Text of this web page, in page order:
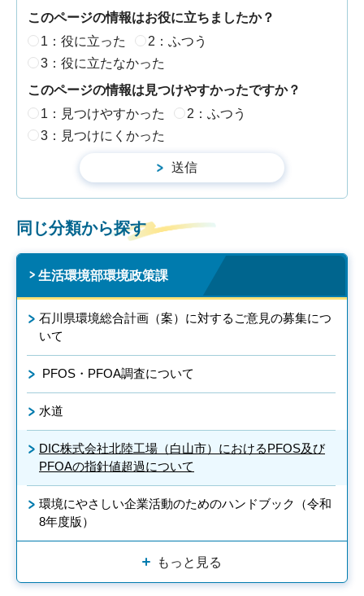
このページの情報はお役に立ちましたか？
1：役に立った
2：ふつう
3：役に立たなかった
このページの情報は見つけやすかったですか？
1：見つけやすかった
2：ふつう
3：見つけにくかった
同じ分類から探す
生活環境部環境政策課
石川県環境総合計画（案）に対するご意見の募集につ
いて
PFOS・PFOA調査について
水道
DIC株式会社北陸工場（白山市）におけるPFOS及び
PFOAの指針値超過について
環境にやさしい企業活動のためのハンドブック（令和
8年度版）
もっと見る